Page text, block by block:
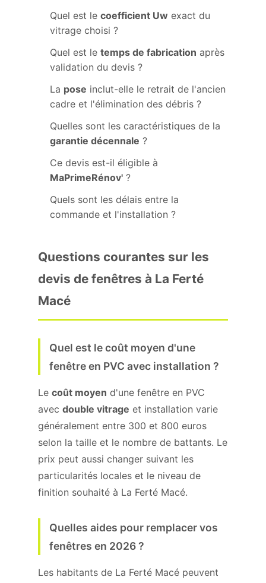
Quel est le coefficient Uw exact du
vitrage choisi ?
Quel est le temps de fabrication après
validation du devis ?
La pose inclut-elle le retrait de l'ancien
cadre et l'élimination des débris ?
Quelles sont les caractéristiques de la
garantie décennale ?
Ce devis est-il éligible à
MaPrimeRénov' ?
Quels sont les délais entre la
commande et l'installation ?
Questions courantes sur les
devis de fenêtres à La Ferté
Macé
Quel est le coût moyen d'une
fenêtre en PVC avec installation ?
Le coût moyen d'une fenêtre en PVC
avec double vitrage et installation varie
généralement entre 300 et 800 euros
selon la taille et le nombre de battants. Le
prix peut aussi changer suivant les
particularités locales et le niveau de
finition souhaité à La Ferté Macé.
Quelles aides pour remplacer vos
fenêtres en 2026 ?
Les habitants de La Ferté Macé peuvent